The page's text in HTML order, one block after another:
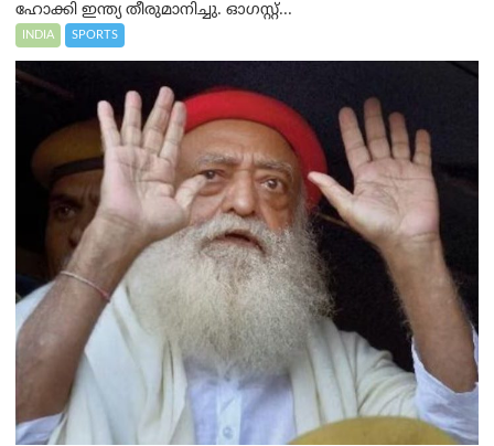
ഹോക്കി ഇന്ത്യ തീരുമാനിച്ചു. ഓഗസ്റ്റ്...
INDIA SPORTS